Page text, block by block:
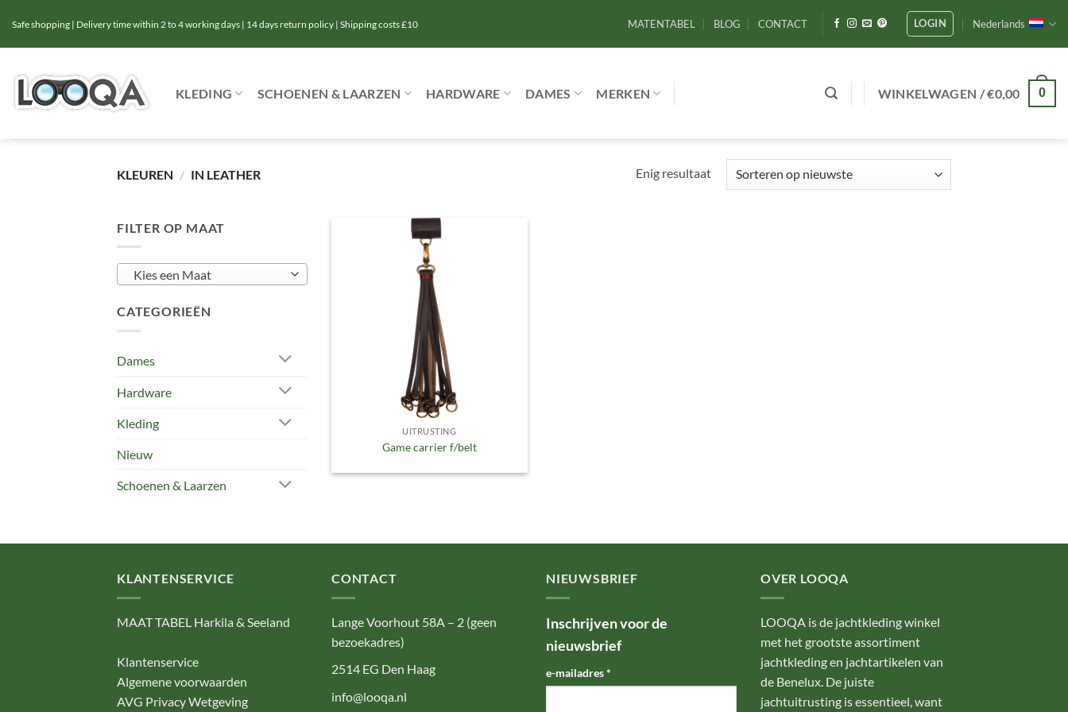
naar
inhoud
Safe shopping | Delivery time within 2 to 4 working days | 14 days return policy | Shipping costs £10 MATENTABEL BLOG CONTACT LOGIN Nederlands
KLEDING SCHOENEN & LAARZEN HARDWARE DAMES MERKEN WINKELWAGEN /€0,00 0
KLEUREN / IN LEATHER Enig resultaat
FILTER OP MAAT
Kies een Maat
CATEGORIEËN
Dames
Hardware
Kleding
Nieuw
Schoenen & Laarzen
UITRUSTING
Game carrier f/belt
KLANTENSERVICE
MAAT TABEL Harkila & Seeland
Klantenservice
Algemene voorwaarden
AVG Privacy Wetgeving
CONTACT
Lange Voorhout 58A – 2 (geen
bezoekadres)
2514 EG Den Haag
info@looqa.nl
NIEUWSBRIEF
Inschrijven voor de
nieuwsbrief
e-mailadres*
OVER LOOQA
LOOQA is de jachtkleding winkel
met het grootste assortiment
jachtkleding en jachtartikelen van
de Benelux. De juiste
jachtuitrusting is essentieel, want